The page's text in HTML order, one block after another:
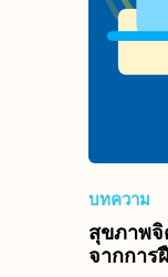
บทความ
สุขภาพจิ
จากการ